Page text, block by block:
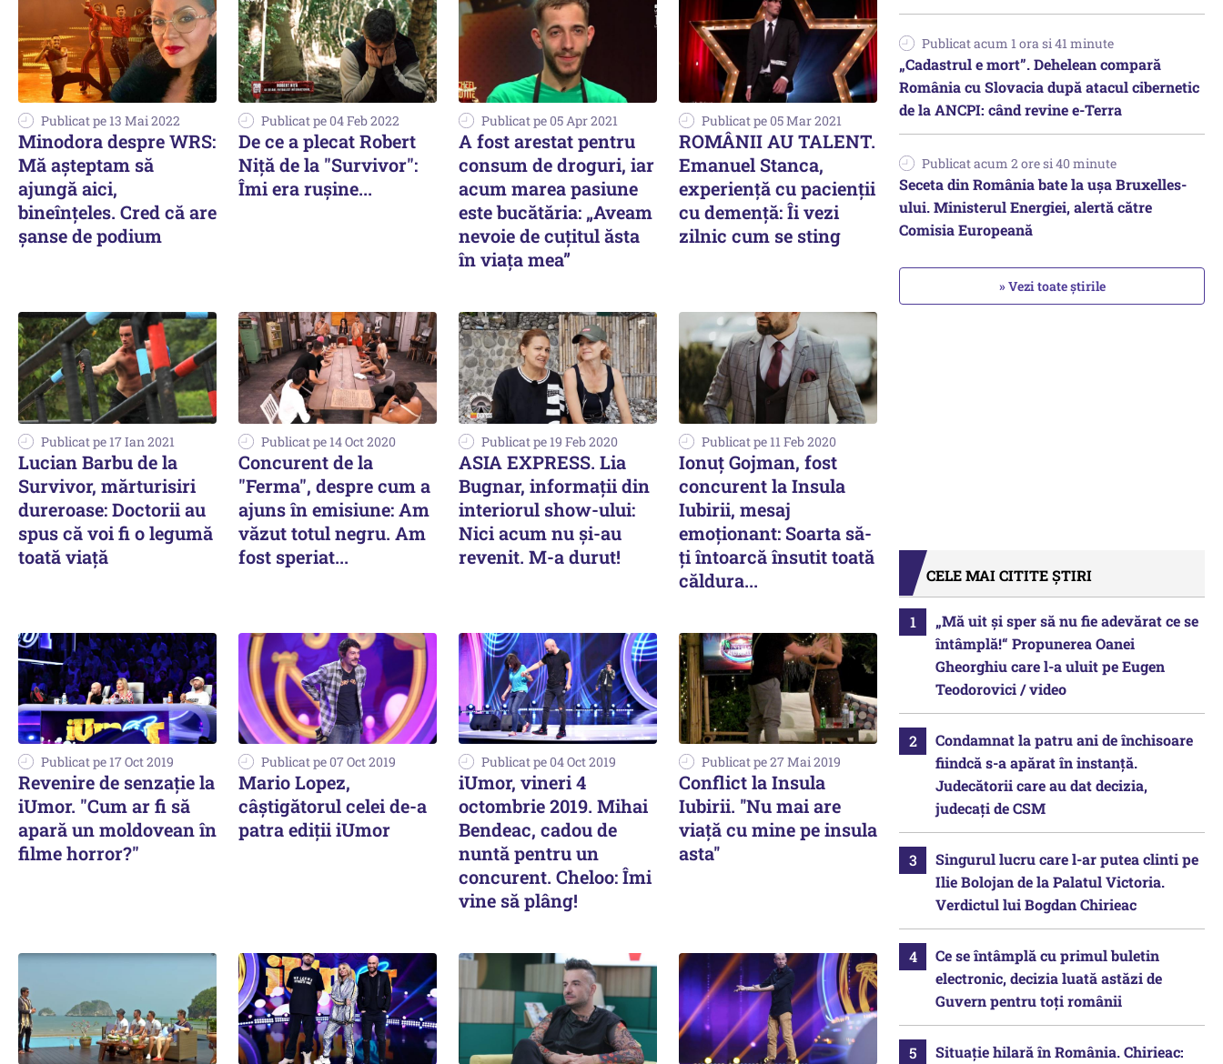
Publicat pe 13 Mai 2022
Minodora despre WRS:
Mă așteptam să
ajungă aici,
bineînțeles. Cred că are
șanse de podium
Publicat pe 04 Feb 2022
De ce a plecat Robert
Niță de la "Survivor":
Îmi era rușine...
Publicat pe 05 Apr 2021
A fost arestat pentru
consum de droguri, iar
acum marea pasiune
este bucătăria: „Aveam
nevoie de cuțitul ăsta
în viața mea”
Publicat pe 05 Mar 2021
ROMÂNII AU TALENT.
Emanuel Stanca,
experiență cu pacienții
cu demență: Îi vezi
zilnic cum se sting
Publicat pe 17 Ian 2021
Lucian Barbu de la
Survivor, mărturisiri
dureroase: Doctorii au
spus că voi fi o legumă
toată viață
Publicat pe 14 Oct 2020
Concurent de la
"Ferma", despre cum a
ajuns în emisiune: Am
văzut totul negru. Am
fost speriat...
Publicat pe 19 Feb 2020
ASIA EXPRESS. Lia
Bugnar, informații din
interiorul show-ului:
Nici acum nu și-au
revenit. M-a durut!
Publicat pe 11 Feb 2020
Ionuţ Gojman, fost
concurent la Insula
Iubirii, mesaj
emoționant: Soarta să-
ți întoarcă însutit toată
căldura...
Publicat pe 17 Oct 2019
Revenire de senzație la
iUmor. "Cum ar fi să
apară un moldovean în
filme horror?"
Publicat pe 07 Oct 2019
Mario Lopez,
câştigătorul celei de-a
patra ediţii iUmor
Publicat pe 04 Oct 2019
iUmor, vineri 4
octombrie 2019. Mihai
Bendeac, cadou de
nuntă pentru un
concurent. Cheloo: Îmi
vine să plâng!
Publicat pe 27 Mai 2019
Conflict la Insula
Iubirii. ''Nu mai are
viață cu mine pe insula
asta''
Publicat acum 1 ora si 41 minute
„Cadastrul e mort”. Dehelean compară
România cu Slovacia după atacul cibernetic
de la ANCPI: când revine e-Terra
Publicat acum 2 ore si 40 minute
Seceta din România bate la ușa Bruxelles-
ului. Ministerul Energiei, alertă către
Comisia Europeană
» Vezi toate știrile
CELE MAI CITITE ȘTIRI
„Mă uit și sper să nu fie adevărat ce se
întâmplă!“ Propunerea Oanei
Gheorghiu care l-a uluit pe Eugen
Teodorovici / video
Condamnat la patru ani de închisoare
fiindcă s-a apărat în instanță.
Judecătorii care au dat decizia,
judecați de CSM
Singurul lucru care l-ar putea clinti pe
Ilie Bolojan de la Palatul Victoria.
Verdictul lui Bogdan Chirieac
Ce se întâmplă cu primul buletin
electronic, decizia luată astăzi de
Guvern pentru toți românii
Situație hilară în România. Chirieac: